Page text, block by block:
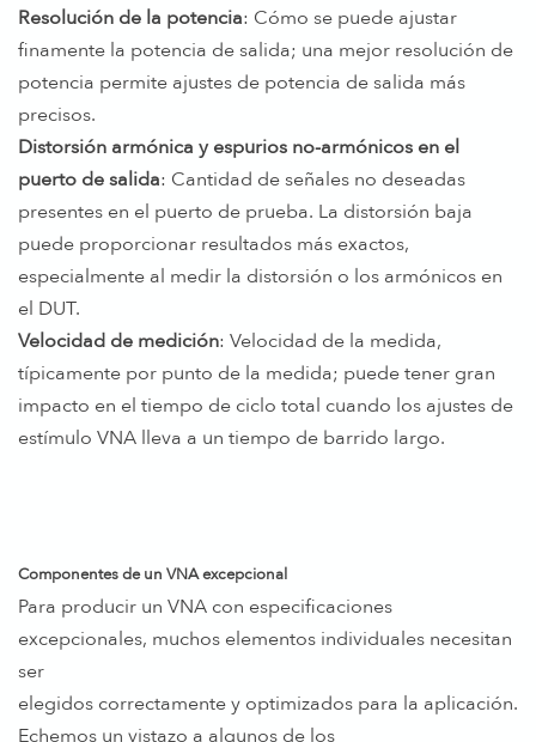
Resolución de la potencia: Cómo se puede ajustar
finamente la potencia de salida; una mejor resolución de
potencia permite ajustes de potencia de salida más
precisos.
Distorsión armónica y espurios no-armónicos en el
puerto de salida: Cantidad de señales no deseadas
presentes en el puerto de prueba. La distorsión baja
puede proporcionar resultados más exactos,
especialmente al medir la distorsión o los armónicos en
el DUT.
Velocidad de medición: Velocidad de la medida,
típicamente por punto de la medida; puede tener gran
impacto en el tiempo de ciclo total cuando los ajustes de
estímulo VNA lleva a un tiempo de barrido largo.
Componentes de un VNA excepcional
Para producir un VNA con especificaciones
excepcionales, muchos elementos individuales necesitan
ser
elegidos correctamente y optimizados para la aplicación.
Echemos un vistazo a algunos de los